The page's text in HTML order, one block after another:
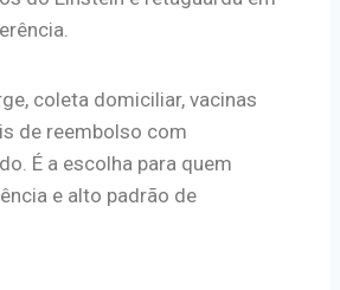
coleta domiciliar, vacinas
de reembolso com
É a escolha para quem
e alto padrão de